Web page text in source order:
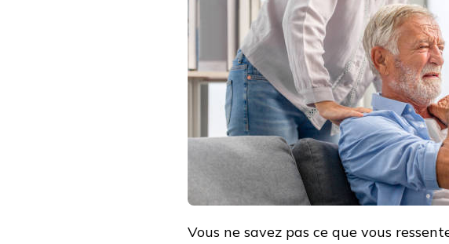
Vous ne savez pas ce que vous